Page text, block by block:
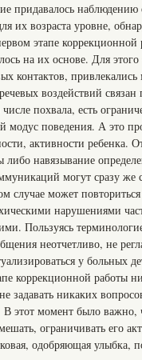
придавалось
их возраста уровне,
этапе
на их основе. Для
контактов,
воздействий
похвала, есть
модус поведения. А это
активности ребенка.
либо навязывание
могут сразу
случае может
нарушениями
Пользуясь
неотчетливо, не
у
коррекционной работы
задавать никаких
этот момент было важно,
ограничивать его
одобряющая